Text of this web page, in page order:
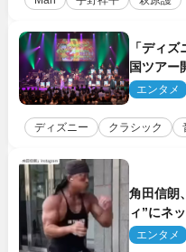
「ディズ
国ツア
ト＆クル
エンタメ
ディズニー クラシック
角田信朗
ィ”にネ
エンタメ